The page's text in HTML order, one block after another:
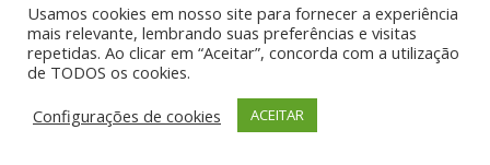
Por aí de Barraca - direitos reservados - Desenvolvido
por UIA WEB
Usamos cookies em nosso site para fornecer a experiência
mais relevante, lembrando suas preferências e visitas
repetidas. Ao clicar em “Aceitar”, concorda com a utilização
de TODOS os cookies.
Configurações de cookies
ACEITAR